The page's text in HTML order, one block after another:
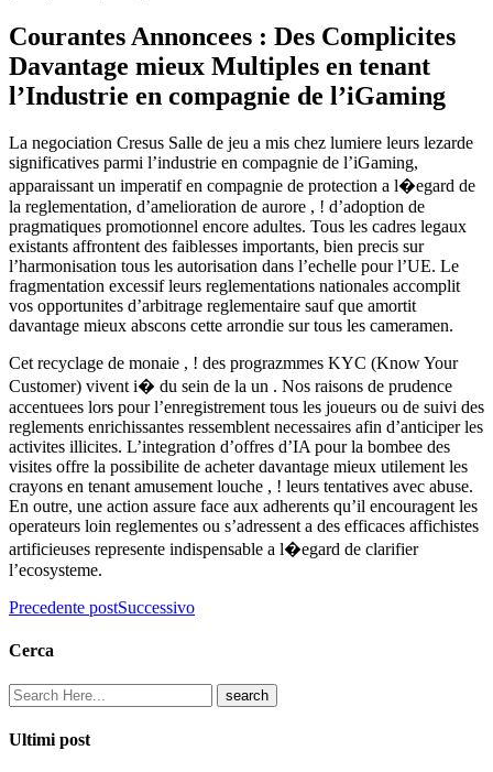
Courantes Annoncees : Des Complicites
Davantage mieux Multiples en tenant
l’Industrie en compagnie de l’iGaming
La negociation Cresus Salle de jeu a mis chez lumiere leurs lezarde
significatives parmi l’industrie en compagnie de l’iGaming,
apparaissant un imperatif en compagnie de protection a l�egard de
la reglementation, d’amelioration de aurore , ! d’adoption de
pragmatiques promotionnel encore adultes. Tous les cadres legaux
existants affrontent des faiblesses importants, bien precis sur
l’harmonisation tous les autorisation dans l’echelle pour l’UE. Le
fragmentation excessif leurs reglementations nationales accomplit
vos opportunites d’arbitrage reglementaire sauf que amortit
davantage mieux abscons cette arrondie sur tous les cameramen.
Cet recyclage de monaie , ! des prograzmmes KYC (Know Your
Customer) vivent i� du sein de la un . Nos raisons de prudence
accentuees lors pour l’enregistrement tous les joueurs ou de suivi des
reglements enrichissantes ressemblent necessaires afin d’anticiper les
activites illicites. L’integration d’offres d’IA pour la bombee des
visites offre la possibilite de acheter davantage mieux utilement les
crayons en tenant amusement louche , ! leurs tentatives avec abuse.
En outre, une action assure face aux adherents qu’il encouragent les
operateurs loin reglementes ou s’adressent a des efficaces affichistes
artificieuses represente indispensable a l�egard de clarifier
l’ecosysteme.
Precedente postSuccessivo
Cerca
Ultimi post